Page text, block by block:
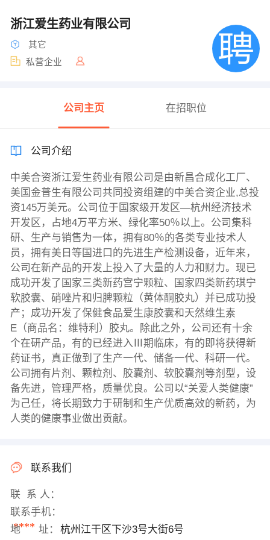
浙江爱生药业有限公司
其它
私营企业
公司主页 在招职位
公司介绍
中美合资浙江爱生药业有限公司是由新昌合成化工厂、
美国金普生有限公司共同投资组建的中美合资企业,总投
资145万美元。公司位于国家级开发区—杭州经济技术
开发区，占地4万平方米、绿化率50％以上。公司集科
研、生产与销售为一体，拥有80％的各类专业技术人
员，拥有美日等国进口的先进生产检测设备，近年来，
公司在新产品的开发上投入了大量的人力和财力。现已
成功开发了国家三类新药宫宁颗粒、国家四类新药琪宁
软胶囊、硝唑片和归脾颗粒（黄体酮胶丸）并已成功投
产；成功开发了保健食品爱生康胶囊和天然维生素
E（商品名：维特利）胶丸。除此之外，公司还有十余
个在研产品，有的已经进入Ⅲ期临床，有的即将获得新
药证书，真正做到了生产一代、储备一代、科研一代。
公司拥有片剂、颗粒剂、胶囊剂、软胶囊剂等剂型，设
备先进，管理严格，质量优良。公司以“关爱人类健康”
为己任，将长期致力于研制和生产优质高效的新药，为
人类的健康事业做出贡献。
联系我们
联 系 人：
联系手机：
****
地 址： 杭州江干区下沙3号大街6号